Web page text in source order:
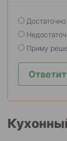
Достаточно
Приму